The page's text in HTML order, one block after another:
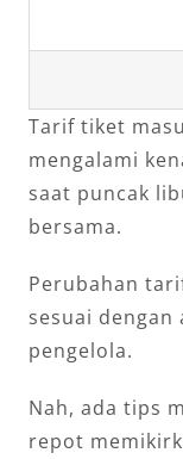
Tarif tiket
mengalami
saat puncak
bersama.
Perubahan
sesuai
pengelola.
Nah, ada tips
repot